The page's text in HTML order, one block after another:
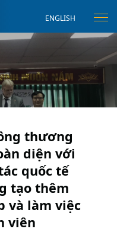
ENGLISH
thương
diện với
quốc tế
tạo thêm
và làm việc
viên